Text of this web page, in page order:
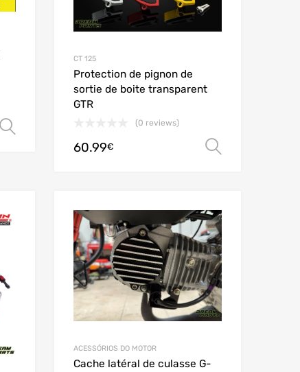
CT 125
Protection de pignon de
sortie de boite transparent
GTR
(0 reviews)
60.99€
Add to Wishlist
Add to Compare
ACESSÓRIOS DO MOTOR
Cache latéral de culasse G-